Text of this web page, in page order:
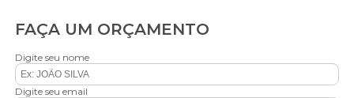
FAÇA UM ORÇAMENTO
Digite seu nome
Digite seu email